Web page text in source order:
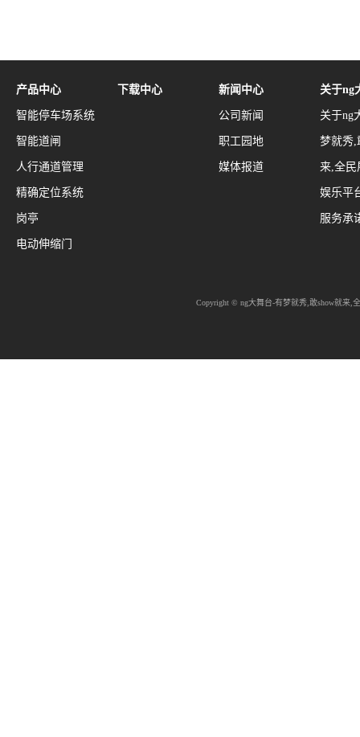
产品中心
智能停车场系统
智能道闸
人行通道管理
精确定位系统
岗亭
电动伸缩门
下载中心 新闻中心
公司新闻
职工园地
媒体报道
关于ng
关于ng
梦就秀,
来,全民
娱乐平
服务承
Copyright © ng大舞台-有梦就秀,敢show就来,